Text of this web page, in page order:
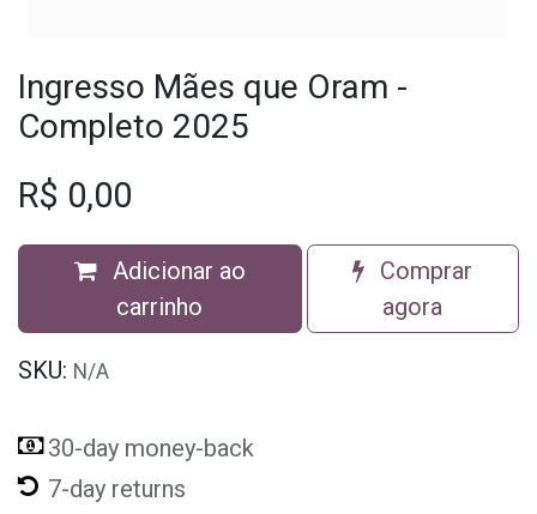
Ingresso Mães que Oram -
Completo 2025
R$ 0,00
Adicionar ao
carrinho
Comprar
agora
SKU: N/A
30-day money-back
7-day returns